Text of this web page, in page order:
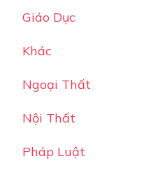
Giáo Dục
Khác
Ngoại Thất
Nội Thất
Pháp Luật